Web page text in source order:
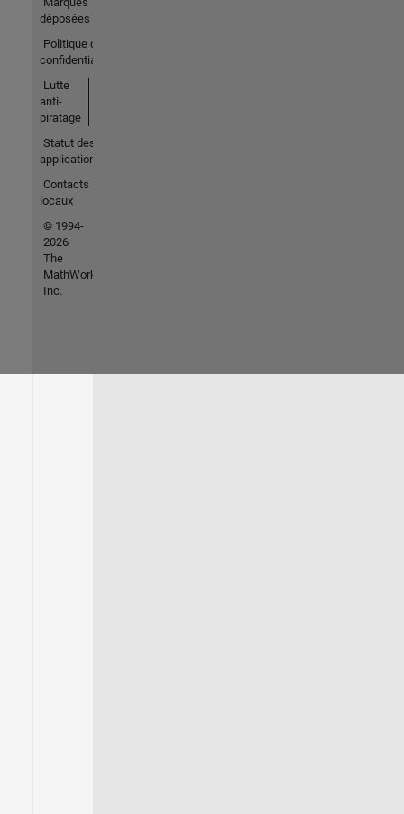
déposées
Politique de
confidentialité
Lutte
anti-
piratage
Statut des
applications
Contacts
locaux
© 1994-
2026
The
MathWorks,
Inc.